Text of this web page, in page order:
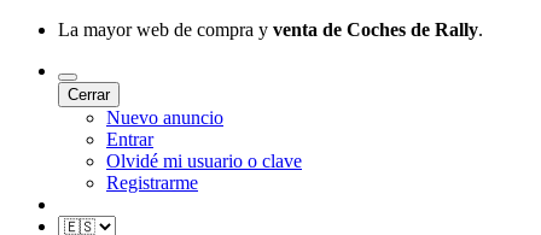
La mayor web de compra y venta de Coches de Rally.
Cerrar
Nuevo anuncio
Entrar
Olvidé mi usuario o clave
Registrarme